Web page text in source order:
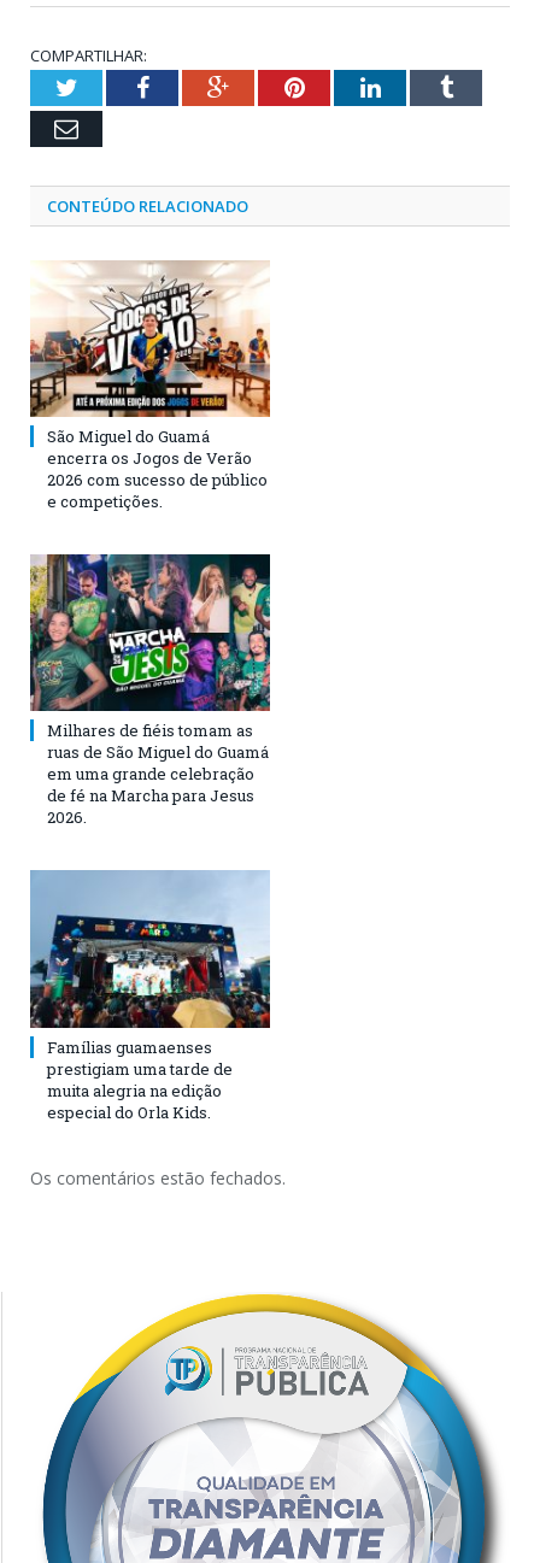
COMPARTILHAR:
TwitterFacebookGoogle+PinterestLinkedInTumblr
Email
CONTEÚDO RELACIONADO
São Miguel do Guamá
encerra os Jogos de Verão
2026 com sucesso de público
e competições.
Milhares de fiéis tomam as
ruas de São Miguel do Guamá
em uma grande celebração
de fé na Marcha para Jesus
2026.
Famílias guamaenses
prestigiam uma tarde de
muita alegria na edição
especial do Orla Kids.
Os comentários estão fechados.